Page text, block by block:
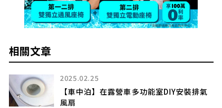
相關文章
2025.02.25
【車中泊】在露營車多功能室DIY安裝排氣
風扇